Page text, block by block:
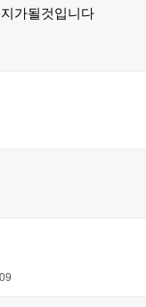
가될것입니다